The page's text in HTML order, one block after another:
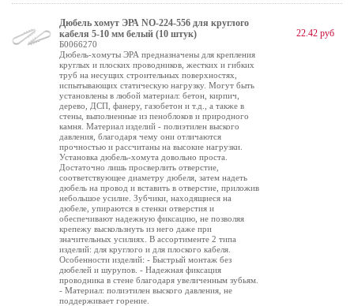
Дюбель хомут ЭРА NO-224-556 для круглого
кабеля 5-10 мм белый (10 штук)
Б0066270
Дюбель-хомуты ЭРА предназначены для крепления
круглых и плоских проводников, жестких и гибких
труб на несущих строительных поверхностях,
испытывающих статическую нагрузку. Могут быть
установлены в любой материал: бетон, кирпич,
дерево, ДСП, фанеру, газобетон и т.д., а также в
стены, выполненные из пеноблоков и природного
камня. Материал изделий - полиэтилен выского
давления, благодаря чему они отличаются
прочностью и рассчитаны на высокие нагрузки.
Установка дюбель-хомута довольно проста.
Достаточно лишь просверлить отверстие,
соответствующее диаметру дюбеля, затем надеть
дюбель на провод и вставить в отверстие, приложив
небольшое усилие. Зубчики, находящиеся на
дюбеле, упираются в стенки отверстия и
обеспечивают надежную фиксацию, не позволяя
крепежу выскользнуть из него даже при
значительных усилиях. В ассортименте 2 типа
изделий: для круглого и для плоского кабеля.
Особенности изделий: - Быстрый монтаж без
дюбелей и шурупов. - Надежная фиксация
проводника в стене благодаря увеличенным зубьям.
- Материал: полиэтилен выского давления, не
поддерживает горение.
22.42 руб